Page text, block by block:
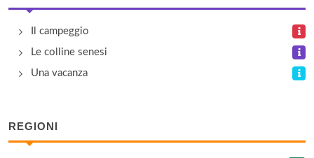
Caravan Park Sexten
Via S. Giuseppe 54, Sesto/Sexten
Cevedale
Il campeggio
Le colline senesi
Una vacanza
REGIONI